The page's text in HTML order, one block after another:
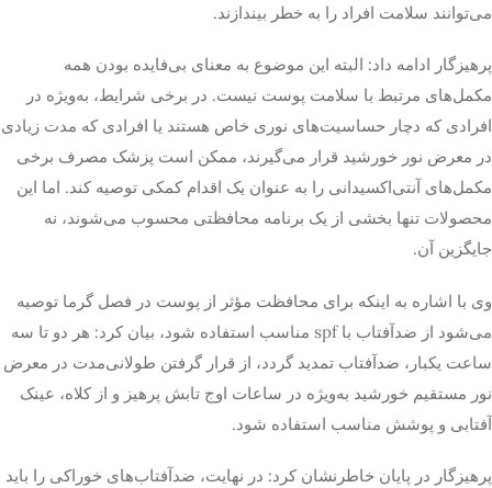
می‌توانند سلامت افراد را به خطر بیندازند.
پرهیزگار ادامه داد: البته این موضوع به معنای بی‌فایده بودن همه
مکمل‌های مرتبط با سلامت پوست نیست. در برخی شرایط، به‌ویژه در
افرادی که دچار حساسیت‌های نوری خاص هستند یا افرادی که مدت زیادی
در معرض نور خورشید قرار می‌گیرند، ممکن است پزشک مصرف برخی
مکمل‌های آنتی‌اکسیدانی را به عنوان یک اقدام کمکی توصیه کند. اما این
محصولات تنها بخشی از یک برنامه محافظتی محسوب می‌شوند، نه
جایگزین آن.
وی با اشاره به اینکه برای محافظت مؤثر از پوست در فصل گرما توصیه
می‌شود از ضدآفتاب با spf مناسب استفاده شود، بیان کرد: هر دو تا سه
ساعت یکبار، ضدآفتاب تمدید گردد، از قرار گرفتن طولانی‌مدت در معرض
نور مستقیم خورشید به‌ویژه در ساعات اوج تابش پرهیز و از کلاه، عینک
آفتابی و پوشش مناسب استفاده شود.
پرهیزگار در پایان خاطرنشان کرد: در نهایت، ضدآفتاب‌های خوراکی را باید